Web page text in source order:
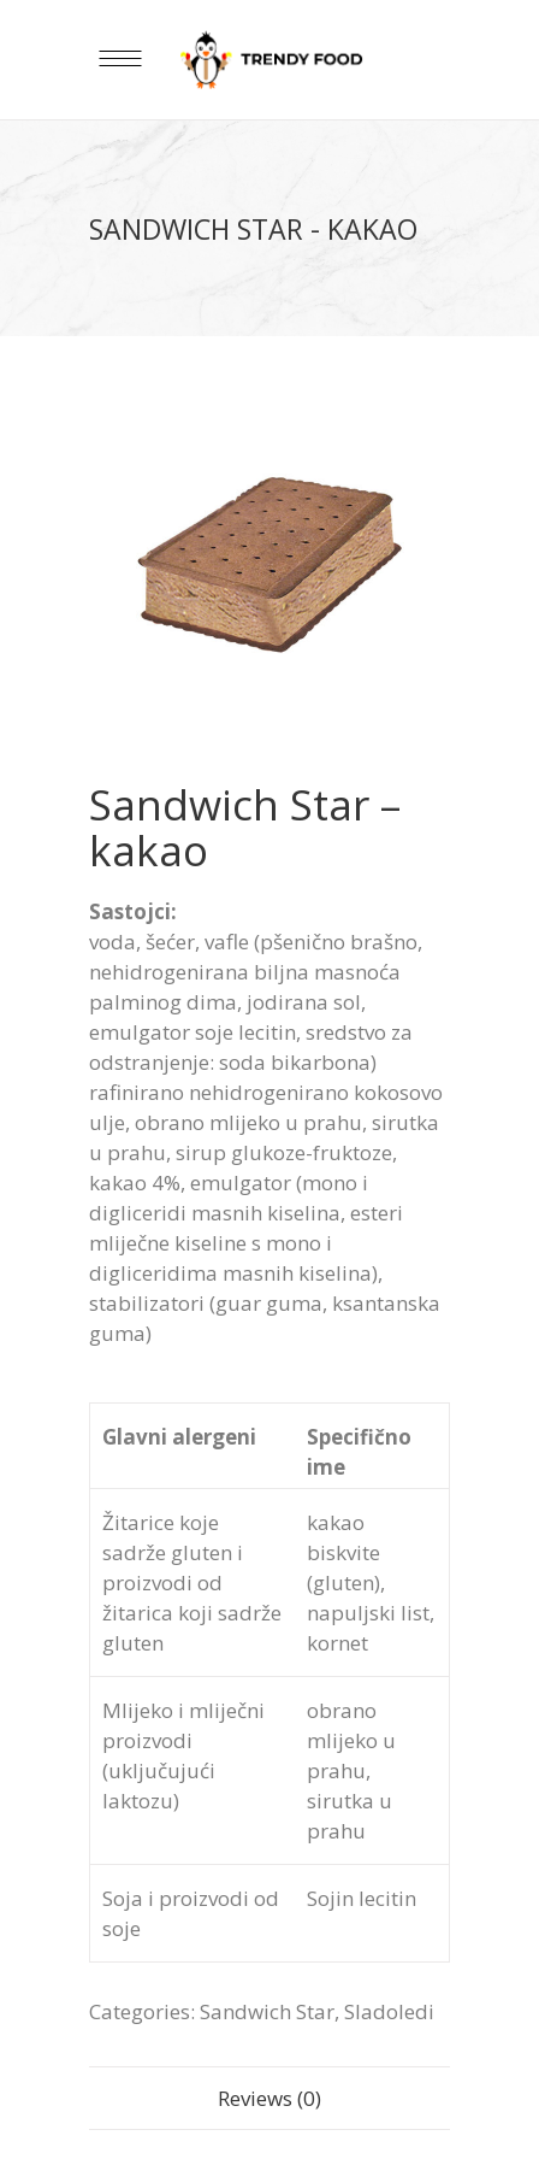
SANDWICH STAR - KAKAO
Sandwich Star –
kakao
Sastojci:
voda, šećer, vafle (pšenično brašno,
nehidrogenirana biljna masnoća
palminog dima, jodirana sol,
emulgator soje lecitin, sredstvo za
odstranjenje: soda bikarbona)
rafinirano nehidrogenirano kokosovo
ulje, obrano mlijeko u prahu, sirutka
u prahu, sirup glukoze-fruktoze,
kakao 4%, emulgator (mono i
digliceridi masnih kiselina, esteri
mliječne kiseline s mono i
digliceridima masnih kiselina),
stabilizatori (guar guma, ksantanska
guma)
Glavni alergeni
Specifično
ime
Žitarice koje
sadrže gluten i
proizvodi od
žitarica koji sadrže
gluten
kakao
biskvite
(gluten),
napuljski list,
kornet
Mlijeko i mliječni
proizvodi
(uključujući
laktozu)
obrano
mlijeko u
prahu,
sirutka u
prahu
Soja i proizvodi od
soje
Sojin lecitin
Categories: Sandwich Star, Sladoledi
Reviews (0)